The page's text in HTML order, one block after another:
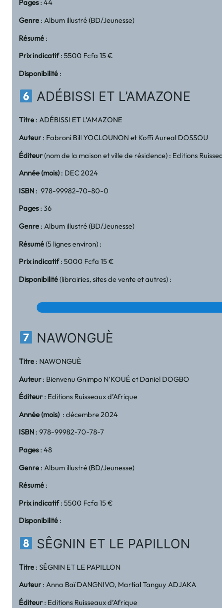
Pages: 44
Genre : Album illustré (BD/Jeunesse)
Résumé :
Prix indicatif: 5500 Fcfa 15 €
Disponibilité :
ADÉBISSI ET L’AMAZONE
Titre : ADÉBISSI ET L’AMAZONE
Auteur: Fabroni Bill YOCLOUNON et Koffi Aureal DOSSOU
Éditeur(nom de la maison et ville de résidence) : Editions
Année (mois): DEC 2024
ISBN : 978-99982-70-80-0
Pages: 36
Genre : Album illustré (BD/Jeunesse)
Résumé(5 lignes environ) :
Prix indicatif: 5000 Fcfa 15 €
Disponibilité(librairies, sites de vente et autres) :
NAWONGUÈ
Titre : NAWONGUÈ
Auteur: Bienvenu Gnimpo N’KOUÉ et Daniel DOGBO
Éditeur: Editions Ruisseaux d’Afrique
Année (mois) : décembre 2024
ISBN : 978-99982-70-78-7
Pages: 48
Genre : Album illustré (BD/Jeunesse)
Résumé :
Prix indicatif: 5500 Fcfa 15 €
Disponibilité :
SÊGNIN ET LE PAPILLON
Titre : SÊGNIN ET LE PAPILLON
Auteur: Anna Baï DANGNIVO, Martial Tanguy ADJAKA
Éditeur: Editions Ruisseaux d’Afrique